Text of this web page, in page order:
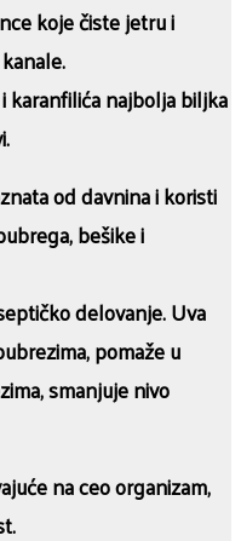
koje čiste jetru i
karanfilića najbolja biljka
od davnina i koristi
bešike i
delovanje. Uva
pomaže u
smanjuje nivo
na ceo organizam,